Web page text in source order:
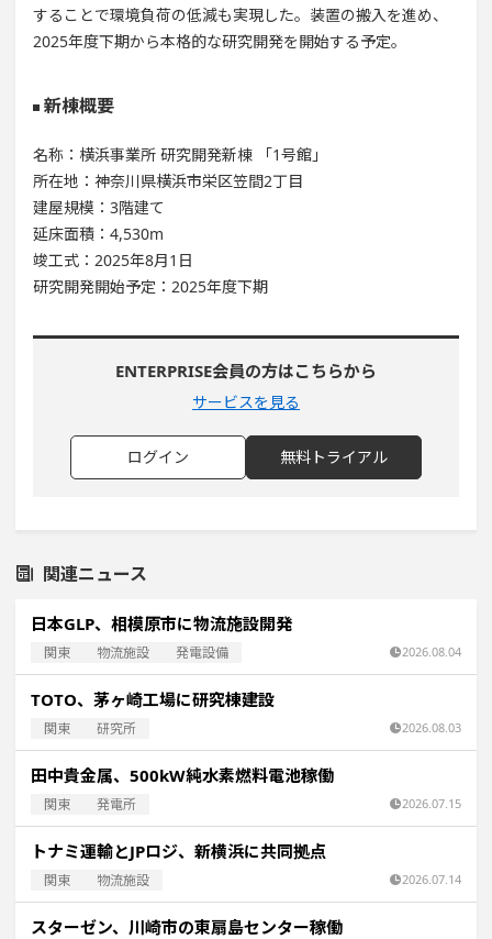
することで環境負荷の低減も実現した。装置の搬入を進め、
2025年度下期から本格的な研究開発を開始する予定。
新棟概要
名称：横浜事業所 研究開発新棟 「1号館」
所在地：神奈川県横浜市栄区笠間2丁目
建屋規模：3階建て
延床面積：4,530m
竣工式：2025年8月1日
研究開発開始予定：2025年度下期
ENTERPRISE会員の方はこちらから
サービスを見る
ログイン 無料トライアル
関連ニュース
日本GLP、相模原市に物流施設開発
関東 物流施設 発電設備 2026.08.04
TOTO、茅ヶ崎工場に研究棟建設
関東 研究所 2026.08.03
田中貴金属、500kW純水素燃料電池稼働
関東 発電所 2026.07.15
トナミ運輸とJPロジ、新横浜に共同拠点
関東 物流施設 2026.07.14
スターゼン、川崎市の東扇島センター稼働